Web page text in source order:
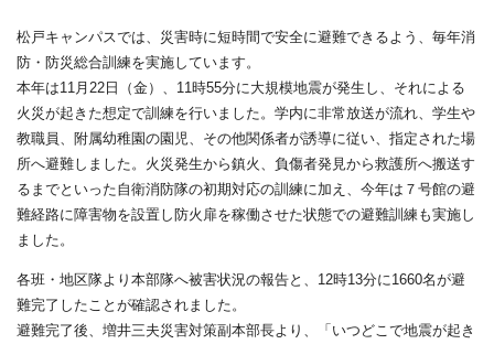
松戸キャンパスでは、災害時に短時間で安全に避難できるよう、毎年消
防・防災総合訓練を実施しています。
本年は11月22日（金）、11時55分に大規模地震が発生し、それによる
火災が起きた想定で訓練を行いました。学内に非常放送が流れ、学生や
教職員、附属幼稚園の園児、その他関係者が誘導に従い、指定された場
所へ避難しました。火災発生から鎮火、負傷者発見から救護所へ搬送す
るまでといった自衛消防隊の初期対応の訓練に加え、今年は７号館の避
難経路に障害物を設置し防火扉を稼働させた状態での避難訓練も実施し
ました。
各班・地区隊より本部隊へ被害状況の報告と、12時13分に1660名が避
難完了したことが確認されました。
避難完了後、増井三夫災害対策副本部長より、「いつどこで地震が起き